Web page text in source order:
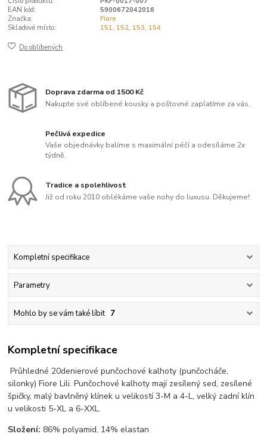
EAN kód:
5900672042016
Značka:
Fiore
Skladové místo:
151, 152, 153, 154
Do oblíbených
Doprava zdarma od 1500 Kč
Nakupte své oblíbené kousky a poštovné zaplatíme za vás.
Pečlivá expedice
Vaše objednávky balíme s maximální péčí a odesíláme 2x
týdně.
Tradice a spolehlivost
Již od roku 2010 oblékáme vaše nohy do luxusu. Děkujeme!
Kompletní specifikace
Parametry
Mohlo by se vám také líbit 7
Kompletní specifikace
Průhledné 20denierové punčochové kalhoty (punčocháče,
silonky) Fiore Lili. Punčochové kalhoty mají zesílený sed, zesílené
špičky, malý bavlněný klínek u velikostí 3-M a 4-L, velký zadní klín
u velikosti 5-XL a 6-XXL.
Složení: 86% polyamid, 14% elastan